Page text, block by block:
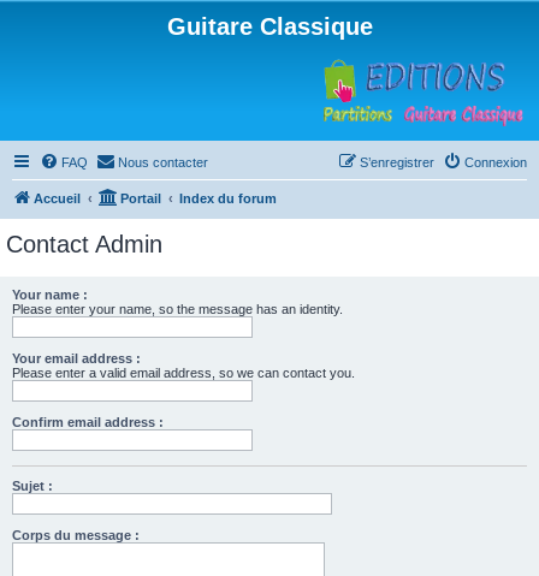
Guitare Classique
FAQ Nous contacter Connexion
S’enregistrer
Accueil Portail Index du forum
Contact Admin
Your name :
Please enter your name, so the message has an identity.
Your email address :
Please enter a valid email address, so we can contact you.
Confirm email address :
Sujet :
Corps du message :